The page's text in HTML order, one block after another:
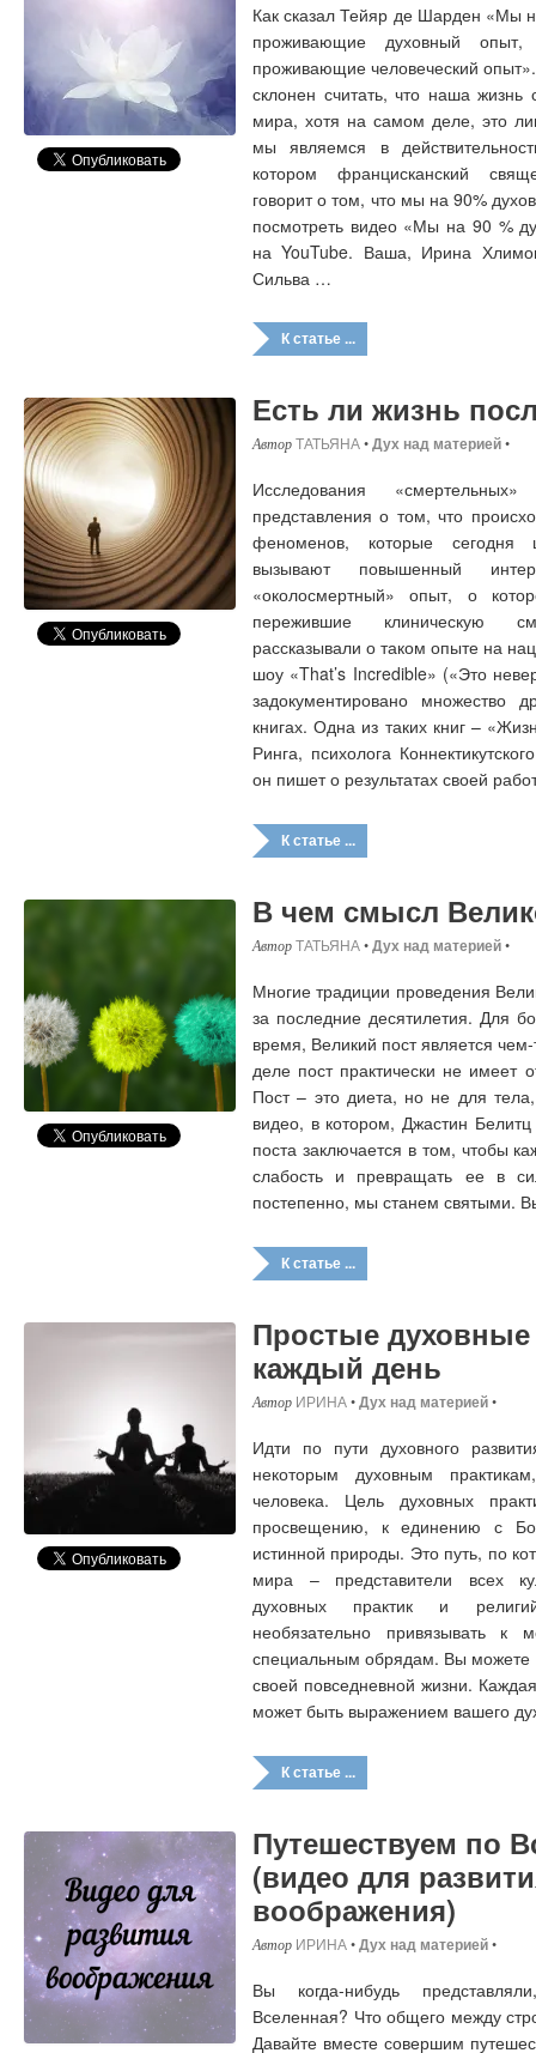
Как сказал Тейяр де Шарден «Мы
проживающие духовный
проживающие человеческий
склонен считать, что наша жизнь
мира, хотя на самом деле, это
мы являемся в
котором францисканский
говорит о том, что мы на 90%
посмотреть видео «Мы на 90 %
на YouTube. Ваша, Ирина
Сильва …
К статье ...
Есть ли жизнь
ТАТЬЯНА•Дух над материей•
Исследования
представления о том, что
феноменов, которые сегодня
вызывают повышенный
«околосмертный» опыт, о
пережившие клиническую
рассказывали о таком опыте на
шоу «That’s Incredible» («Это
задокументировано
книгах. Одна из таких книг –
Ринга, психолога
он пишет о результатах своей
К статье ...
В чем смысл
ТАТЬЯНА•Дух над материей•
Многие традиции проведения
за последние десятилетия. Для
время, Великий пост является
деле пост практически не имеет
Пост – это диета, но не для
видео, в котором, Джастин
поста заключается в том, чтобы
слабость и превращать ее в
постепенно, мы станем святыми.
К статье ...
Простые духовные
каждый день
ИРИНА•Дух над материей•
Идти по пути духовного
некоторым духовным
человека. Цель духовных
просвещению, к единению с
истинной природы. Это путь, по
мира – представители всех
духовных практик и
необязательно привязывать
специальным обрядам. Вы можете
своей повседневной жизни.
может быть выражением вашего
К статье ...
Путешествуем по
(видео для
воображения)
ИРИНА•Дух над материей•
Вы когда-нибудь
Вселенная? Что общего между
Давайте вместе совершим